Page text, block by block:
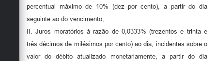
percentual máximo de 10% (dez por cento), a partir do dia
seguinte ao do vencimento;
II. Juros moratórios à razão de 0,0333% (trezentos e trinta e
três décimos de milésimos por cento) ao dia, incidentes sobre o
valor do débito atualizado monetariamente, a partir do dia